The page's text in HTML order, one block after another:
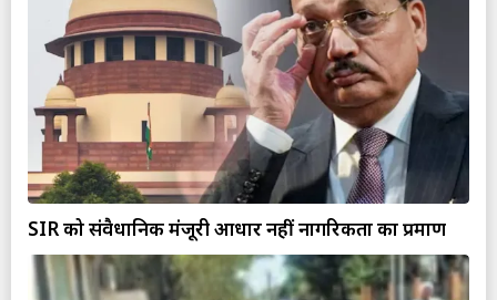
SIR को संवैधानिक मंजूरी आधार नहीं नागरिकता का प्रमाण